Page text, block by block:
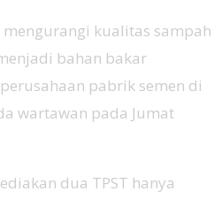
kualitas sampah
bahan bakar
pabrik semen di
wartawan pada Jumat
dua TPST hanya